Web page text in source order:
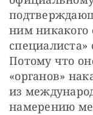
ним
специалиста»
Потому что
«органов»
из
намерению